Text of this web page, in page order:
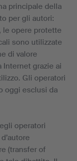
principale della
per gli autori:
le opere protette
sono utilizzate
di valore
grazie ai
Gli operatori
oggi esclusi da
operatori
(transfer of